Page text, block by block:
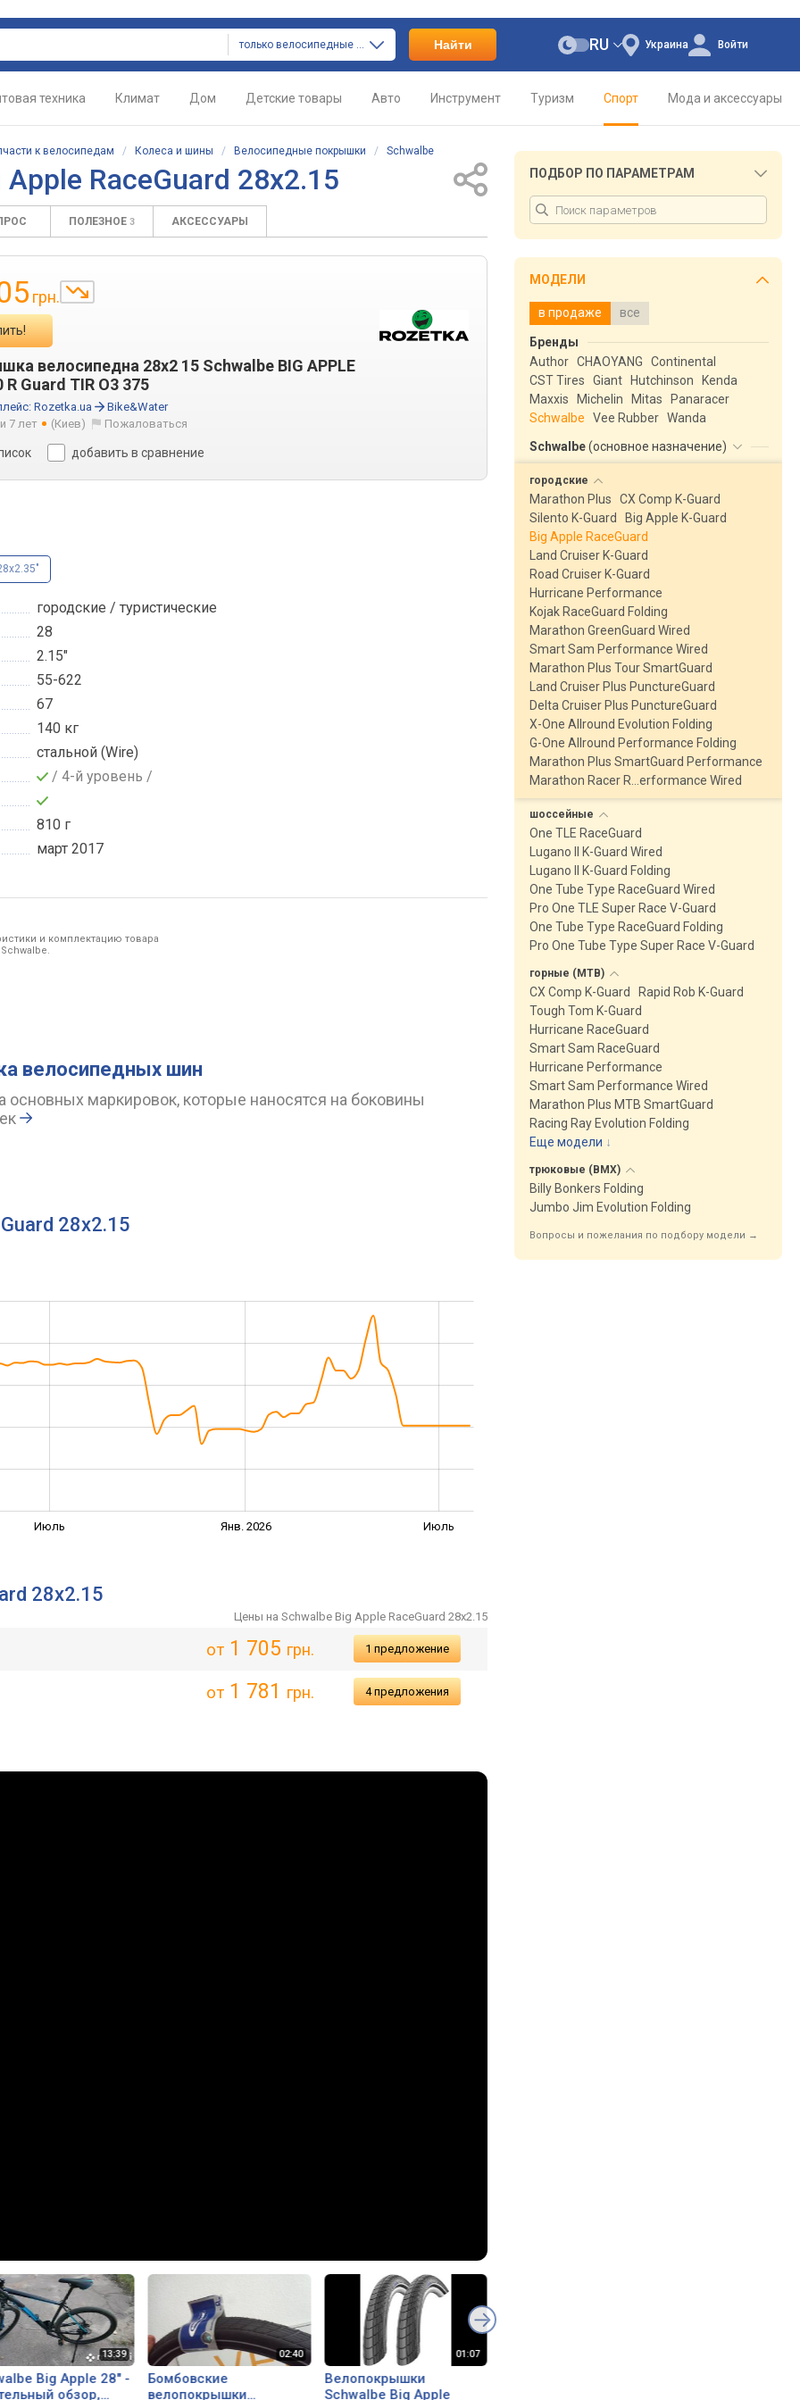
только велосипедные покрышки Найти Украина
RU Войти
техника Климат Дом Детские товары Авто Инструмент Туризм Спорт Мода и аксессуары
к велосипедам / Колеса и шины / Велосипедные покрышки / Schwalbe
RaceGuard 28x2.15
ПОЛЕЗНОЕ 3 АКСЕССУАРЫ
грн.
велосипедна 28x2 15 Schwalbe BIG APPLE
R Guard TIR O3 375
Rozetka.ua
Bike&Water
7 лет
(Киев) Пожаловаться
добавить в сравнение
городские / туристические
28
2.15"
55-622
67
140 кг
стальной (Wire)
/ 4-й уровень /
810 г
март 2017
и комплектацию товара
велосипедных шин
основных маркировок, которые наносятся на боковины
28x2.15
Июль Янв. 2026 Июль
28x2.15
Цены на Schwalbe Big Apple RaceGuard 28x2.15
от1 705 грн. 1 предложение
от1 781 грн. 4 предложения
Big Apple 28" -
обзор,
Бомбовские
велопокрышки
Велопокрышки
Schwalbe Big Apple
ПОДБОР ПО ПАРАМЕТРАМ
МОДЕЛИ
в продаже все
Бренды
Author CHAOYANG
Continental
CST Tires
Giant Hutchinson
Kenda
Maxxis
Michelin Mitas
Panaracer
Schwalbe
Vee Rubber Wanda
Schwalbe(основное назначение)
городские
Marathon Plus
CX Comp K-Guard
Silento K-Guard
Big Apple K-Guard
Big Apple RaceGuard
Land Cruiser K-Guard
Road Cruiser K-Guard
Hurricane Performance
Kojak RaceGuard Folding
Marathon GreenGuard Wired
Smart Sam Performance Wired
Marathon Plus Tour SmartGuard
Land Cruiser Plus PunctureGuard
Delta Cruiser Plus PunctureGuard
X-One Allround Evolution Folding
G-One Allround Performance Folding
Marathon Plus SmartGuard Performance
Marathon Racer R…erformance Wired
шоссейные
One TLE RaceGuard
Lugano II K-Guard Wired
Lugano II K-Guard Folding
One Tube Type RaceGuard Wired
Pro One TLE Super Race V-Guard
One Tube Type RaceGuard Folding
Pro One Tube Type Super Race V-Guard
горные (MTB)
CX Comp K-Guard
Rapid Rob K-Guard
Tough Tom K-Guard
Hurricane RaceGuard
Smart Sam RaceGuard
Hurricane Performance
Smart Sam Performance Wired
Marathon Plus MTB SmartGuard
Racing Ray Evolution Folding
Еще модели ↓
трюковые (BMX)
Billy Bonkers Folding
Jumbo Jim Evolution Folding
Вопросы и пожелания по подбору модели →